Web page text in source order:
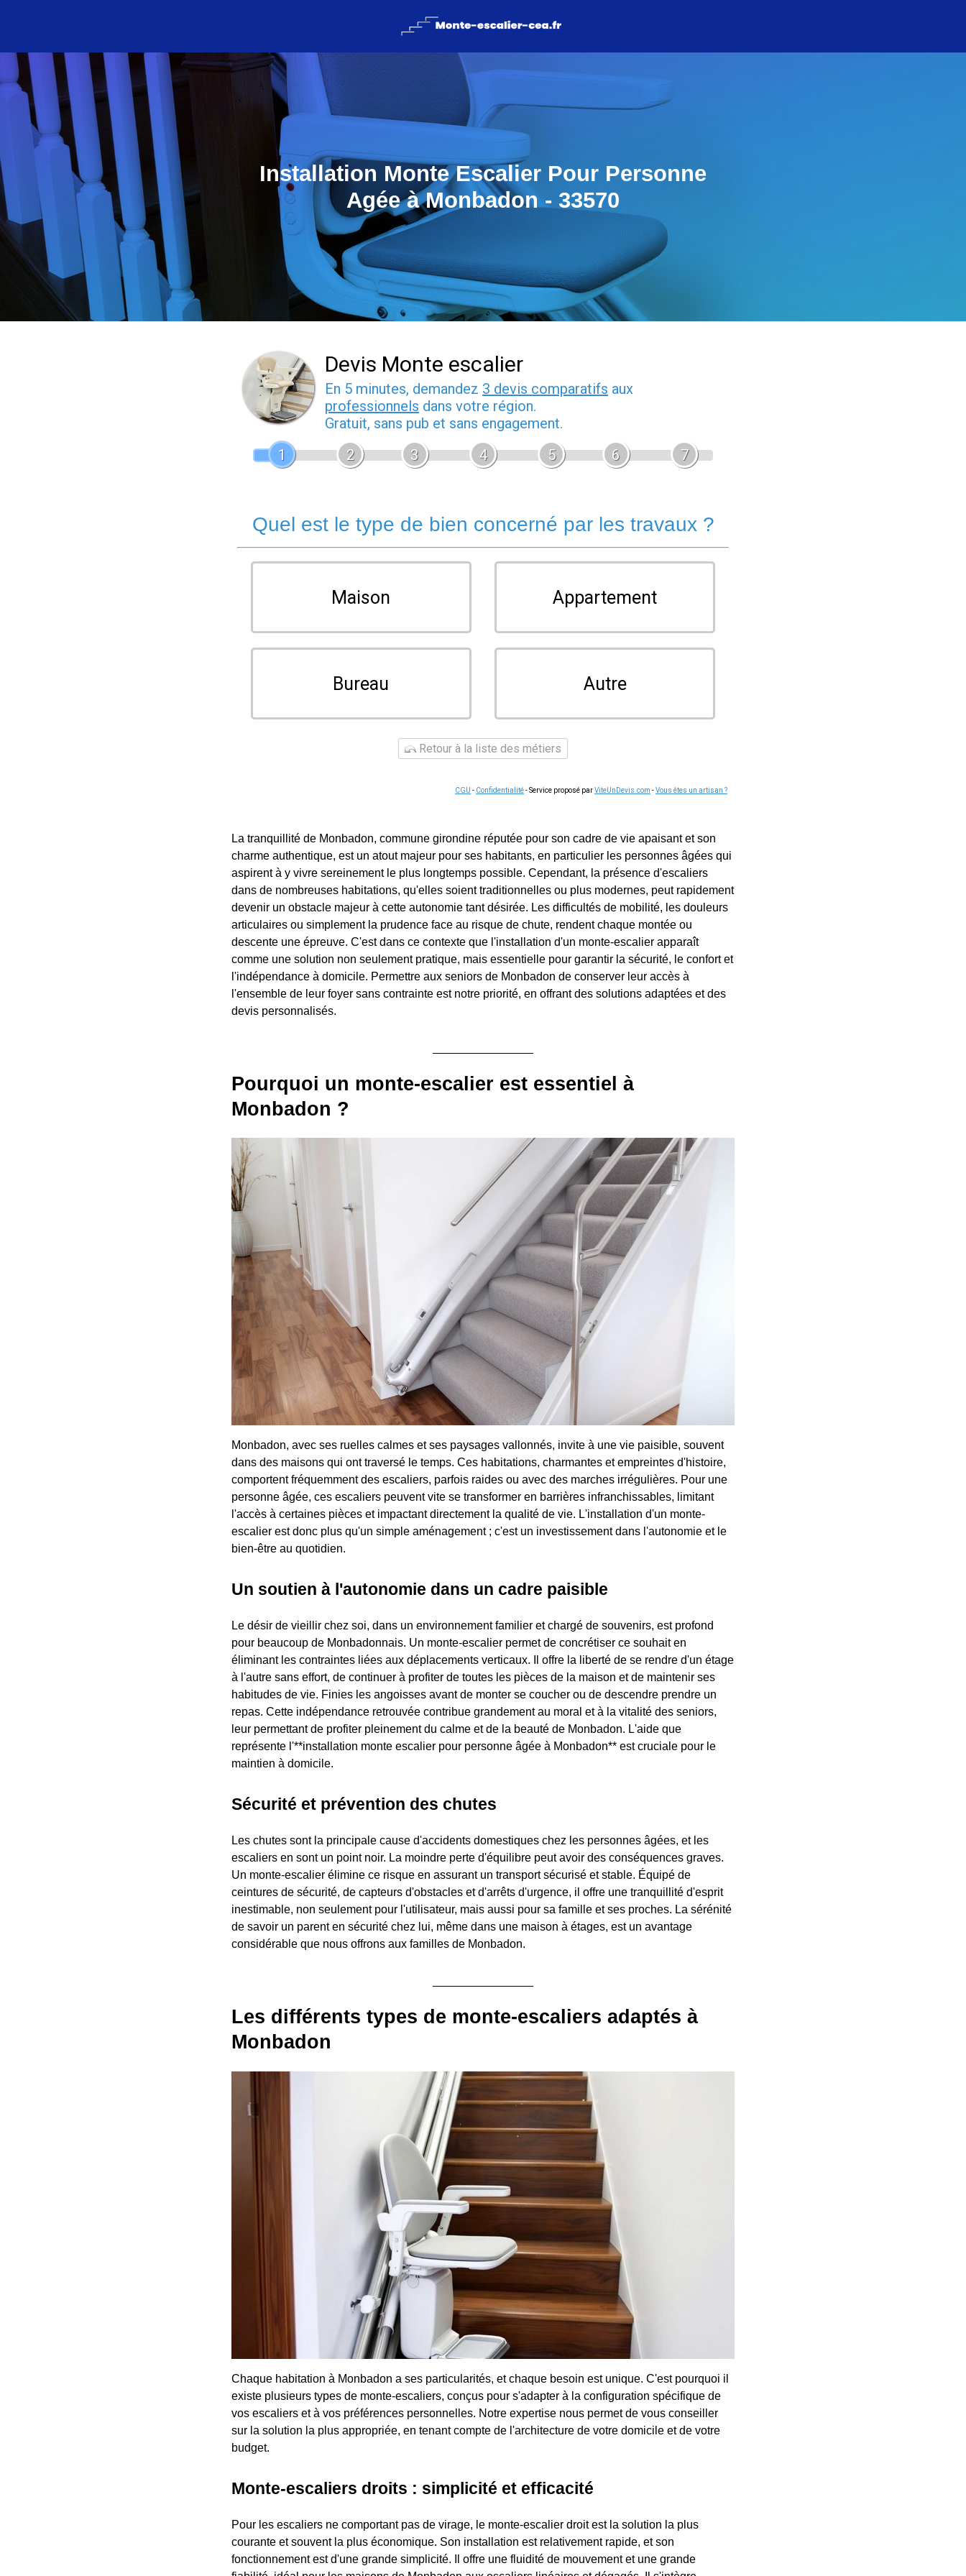
Installation Monte Escalier Pour Personne
Agée à Monbadon - 33570
Devis Monte escalier
En 5 minutes, demandez 3 devis comparatifs aux
professionnels dans votre région.
Gratuit, sans pub et sans engagement.
1
2 3 4 5 6 7
Quel est le type de bien concerné par les travaux ?
Maison Appartement
Bureau Autre
Retour à la liste des métiers
CGU - Confidentialité- Service proposé parViteUnDevis.com -Vous êtes un artisan ?
La tranquillité de Monbadon, commune girondine réputée pour son cadre de vie apaisant et son
charme authentique, est un atout majeur pour ses habitants, en particulier les personnes âgées qui
aspirent à y vivre sereinement le plus longtemps possible. Cependant, la présence d'escaliers
dans de nombreuses habitations, qu'elles soient traditionnelles ou plus modernes, peut rapidement
devenir un obstacle majeur à cette autonomie tant désirée. Les difficultés de mobilité, les douleurs
articulaires ou simplement la prudence face au risque de chute, rendent chaque montée ou
descente une épreuve. C'est dans ce contexte que l'installation d'un monte-escalier apparaît
comme une solution non seulement pratique, mais essentielle pour garantir la sécurité, le confort et
l'indépendance à domicile. Permettre aux seniors de Monbadon de conserver leur accès à
l'ensemble de leur foyer sans contrainte est notre priorité, en offrant des solutions adaptées et des
devis personnalisés.
Pourquoi un monte-escalier est essentiel à
Monbadon ?
Monbadon, avec ses ruelles calmes et ses paysages vallonnés, invite à une vie paisible, souvent
dans des maisons qui ont traversé le temps. Ces habitations, charmantes et empreintes d'histoire,
comportent fréquemment des escaliers, parfois raides ou avec des marches irrégulières. Pour une
personne âgée, ces escaliers peuvent vite se transformer en barrières infranchissables, limitant
l'accès à certaines pièces et impactant directement la qualité de vie. L'installation d'un monte-
escalier est donc plus qu'un simple aménagement ; c'est un investissement dans l'autonomie et le
bien-être au quotidien.
Un soutien à l'autonomie dans un cadre paisible
Le désir de vieillir chez soi, dans un environnement familier et chargé de souvenirs, est profond
pour beaucoup de Monbadonnais. Un monte-escalier permet de concrétiser ce souhait en
éliminant les contraintes liées aux déplacements verticaux. Il offre la liberté de se rendre d'un étage
à l'autre sans effort, de continuer à profiter de toutes les pièces de la maison et de maintenir ses
habitudes de vie. Finies les angoisses avant de monter se coucher ou de descendre prendre un
repas. Cette indépendance retrouvée contribue grandement au moral et à la vitalité des seniors,
leur permettant de profiter pleinement du calme et de la beauté de Monbadon. L'aide que
représente l'**installation monte escalier pour personne âgée à Monbadon** est cruciale pour le
maintien à domicile.
Sécurité et prévention des chutes
Les chutes sont la principale cause d'accidents domestiques chez les personnes âgées, et les
escaliers en sont un point noir. La moindre perte d'équilibre peut avoir des conséquences graves.
Un monte-escalier élimine ce risque en assurant un transport sécurisé et stable. Équipé de
ceintures de sécurité, de capteurs d'obstacles et d'arrêts d'urgence, il offre une tranquillité d'esprit
inestimable, non seulement pour l'utilisateur, mais aussi pour sa famille et ses proches. La sérénité
de savoir un parent en sécurité chez lui, même dans une maison à étages, est un avantage
considérable que nous offrons aux familles de Monbadon.
Les différents types de monte-escaliers adaptés à
Monbadon
Chaque habitation à Monbadon a ses particularités, et chaque besoin est unique. C'est pourquoi il
existe plusieurs types de monte-escaliers, conçus pour s'adapter à la configuration spécifique de
vos escaliers et à vos préférences personnelles. Notre expertise nous permet de vous conseiller
sur la solution la plus appropriée, en tenant compte de l'architecture de votre domicile et de votre
budget.
Monte-escaliers droits : simplicité et efficacité
Pour les escaliers ne comportant pas de virage, le monte-escalier droit est la solution la plus
courante et souvent la plus économique. Son installation est relativement rapide, et son
fonctionnement est d'une grande simplicité. Il offre une fluidité de mouvement et une grande